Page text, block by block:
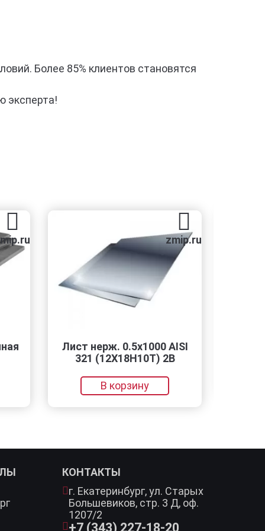
Более 85% клиентов становятся
эксперта!
zmip.ru
Лист нерж. 0.5х1000 AISI
321 (12Х18Н10Т) 2B
В корзину
КОНТАКТЫ
г. Екатеринбург,ул. Старых
Большевиков, стр. 3 Д, оф.
1207/2
+7 (343) 227-18-20